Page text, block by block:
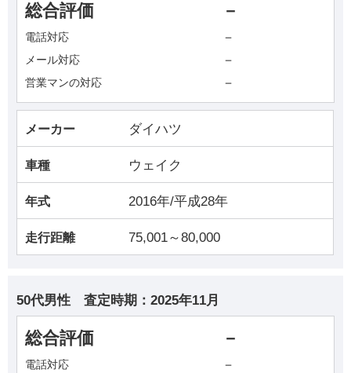
総合評価 －
電話対応 －
メール対応 －
営業マンの対応 －
メーカー ダイハツ
車種 ウェイク
年式 2016年/平成28年
走行距離 75,001～80,000
50代男性 査定時期： 2025年11月
総合評価 －
電話対応 －